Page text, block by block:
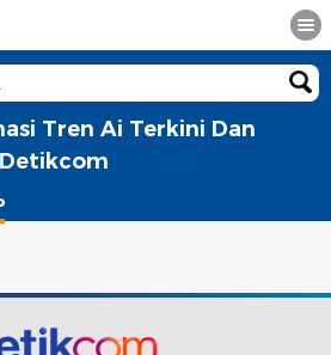
Tren Ai Terkini Dan